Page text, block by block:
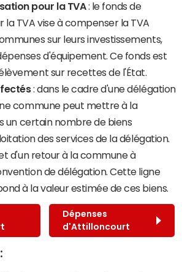
pour la TVA: le fonds de
TVA vise à compenser la TVA
sur leurs investissements,
d'équipement. Ce fonds est
sur recettes de l'État.
: dans le cadre d'une délégation
commune peut mettre à la
un certain nombre de biens
des services de la délégation.
d'un retour à la commune à
de délégation. Cette ligne
à la valeur estimée de ces biens.
Dépenses
d'Attilloncourt